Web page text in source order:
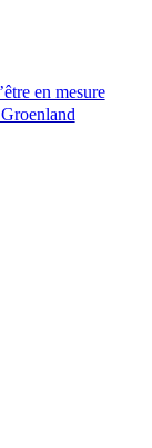
en mesure